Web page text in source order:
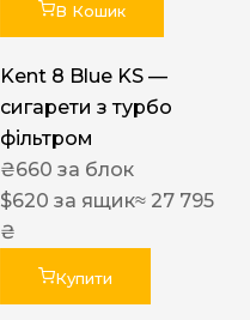
В Кошик
Kent 8 Blue KS —
сигарети з турбо
фільтром
₴660 за блок
$620 за ящик≈ 27 795
₴
Купити